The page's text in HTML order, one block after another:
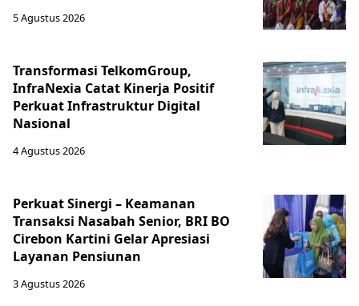
5 Agustus 2026
Transformasi TelkomGroup,
InfraNexia Catat Kinerja Positif
Perkuat Infrastruktur Digital
Nasional
4 Agustus 2026
Perkuat Sinergi – Keamanan
Transaksi Nasabah Senior, BRI BO
Cirebon Kartini Gelar Apresiasi
Layanan Pensiunan
3 Agustus 2026